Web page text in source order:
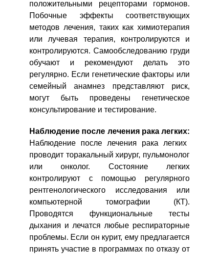
положительными рецепторами гормонов.
Побочные эффекты соответствующих
методов лечения, таких как химиотерапия
или лучевая терапия, контролируются и
контролируются. Самообследованию груди
обучают и рекомендуют делать это
регулярно. Если генетические факторы или
семейный анамнез представляют риск,
могут быть проведены генетическое
консультирование и тестирование.
Наблюдение после лечения рака легких:
Наблюдение после лечения рака легких
проводит торакальный хирург, пульмонолог
или онколог. Состояние легких
контролируют с помощью регулярного
рентгенологического исследования или
компьютерной томографии (КТ).
Проводятся функциональные тесты
дыхания и лечатся любые респираторные
проблемы. Если он курит, ему предлагается
принять участие в программах по отказу от